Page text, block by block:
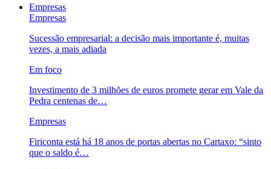
Empresas
Empresas
Sucessão empresarial: a decisão mais importante é, muitas
vezes, a mais adiada
Em foco
Investimento de 3 milhões de euros promete gerar em Vale da
Pedra centenas de…
Empresas
Firiconta está há 18 anos de portas abertas no Cartaxo: “sinto
que o saldo é…